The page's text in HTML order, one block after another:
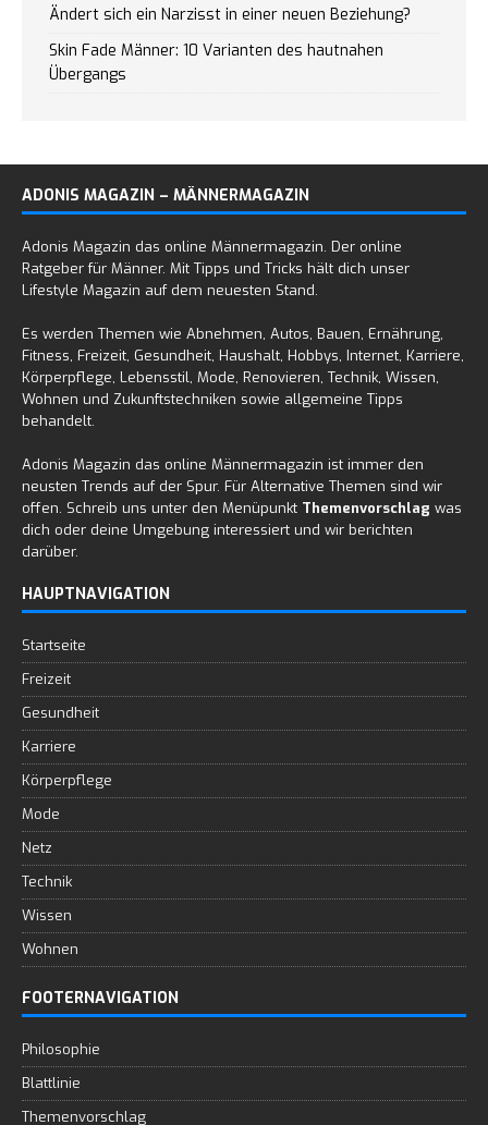
Ändert sich ein Narzisst in einer neuen Beziehung?
Skin Fade Männer: 10 Varianten des hautnahen
Übergangs
ADONIS MAGAZIN – MÄNNERMAGAZIN
Adonis Magazin das online Männermagazin. Der online
Ratgeber für Männer. Mit Tipps und Tricks hält dich unser
Lifestyle Magazin auf dem neuesten Stand.
Es werden Themen wie Abnehmen, Autos, Bauen, Ernährung,
Fitness, Freizeit, Gesundheit, Haushalt, Hobbys, Internet, Karriere,
Körperpflege, Lebensstil, Mode, Renovieren, Technik, Wissen,
Wohnen und Zukunftstechniken sowie allgemeine Tipps
behandelt.
Adonis Magazin das online Männermagazin ist immer den
neusten Trends auf der Spur. Für Alternative Themen sind wir
offen. Schreib uns unter den Menüpunkt Themenvorschlag was
dich oder deine Umgebung interessiert und wir berichten
darüber.
HAUPTNAVIGATION
Startseite
Freizeit
Gesundheit
Karriere
Körperpflege
Mode
Netz
Technik
Wissen
Wohnen
FOOTERNAVIGATION
Philosophie
Blattlinie
Themenvorschlag